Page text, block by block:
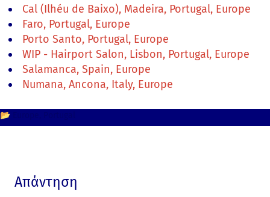
Cal (Ilhéu de Baixo), Madeira, Portugal, Europe
Faro, Portugal, Europe
Porto Santo, Portugal, Europe
WIP - Hairport Salon, Lisbon, Portugal, Europe
Salamanca, Spain, Europe
Numana, Ancona, Italy, Europe
📂
Απάντηση